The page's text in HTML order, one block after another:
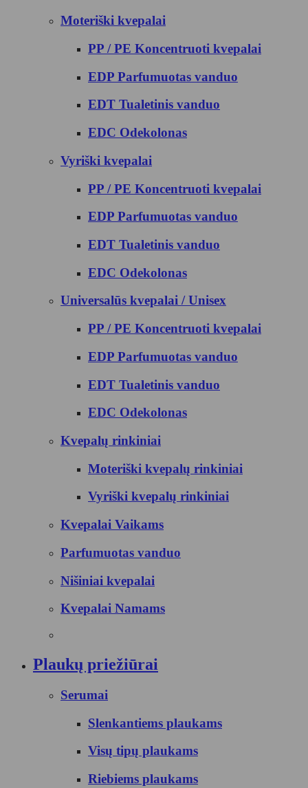
Moteriški kvepalai
PP / PE Koncentruoti kvepalai
EDP Parfumuotas vanduo
EDT Tualetinis vanduo
EDC Odekolonas
Vyriški kvepalai
PP / PE Koncentruoti kvepalai
EDP Parfumuotas vanduo
EDT Tualetinis vanduo
EDC Odekolonas
Universalūs kvepalai / Unisex
PP / PE Koncentruoti kvepalai
EDP Parfumuotas vanduo
EDT Tualetinis vanduo
EDC Odekolonas
Kvepalų rinkiniai
Moteriški kvepalų rinkiniai
Vyriški kvepalų rinkiniai
Kvepalai Vaikams
Parfumuotas vanduo
Nišiniai kvepalai
Kvepalai Namams
Plaukų priežiūrai
Serumai
Slenkantiems plaukams
Visų tipų plaukams
Riebiems plaukams